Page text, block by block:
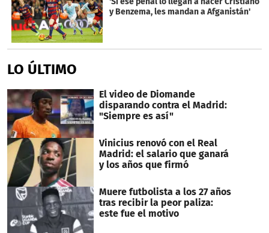
y Benzema, les mandan a Afganistán'
LO ÚLTIMO
El video de Diomande
disparando contra el Madrid:
"Siempre es así"
Vinicius renovó con el Real
Madrid: el salario que ganará
y los años que firmó
Muere futbolista a los 27 años
tras recibir la peor paliza:
este fue el motivo